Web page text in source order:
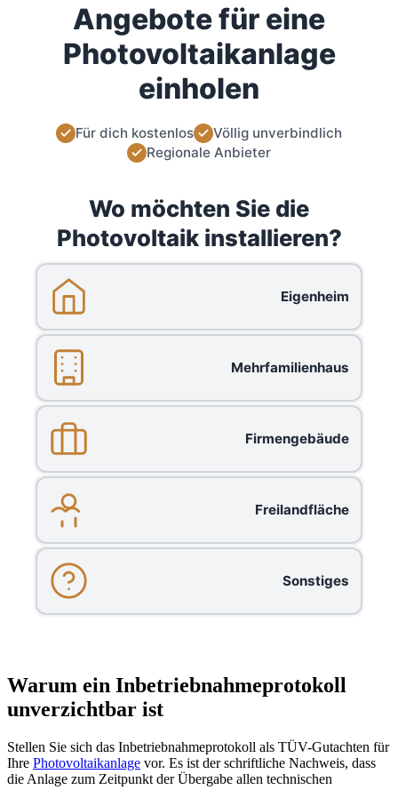
Angebote für eine
Photovoltaikanlage
einholen
Für dich kostenlos
Völlig unverbindlich
Regionale Anbieter
Wo möchten Sie die
Photovoltaik installieren?
Eigenheim
Mehrfamilienhaus
Firmengebäude
Freilandfläche
Sonstiges
Warum ein Inbetriebnahmeprotokoll
unverzichtbar ist
Stellen Sie sich das Inbetriebnahmeprotokoll als TÜV-Gutachten für
Ihre Photovoltaikanlage vor. Es ist der schriftliche Nachweis, dass
die Anlage zum Zeitpunkt der Übergabe allen technischen